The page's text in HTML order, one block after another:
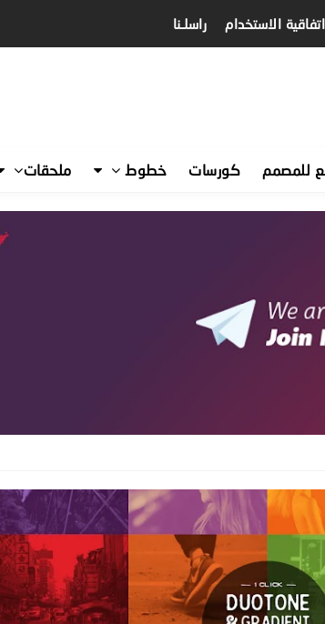
اتفاقية الاستخدام راسلـنا
للمصمم كورسات خطوط ملحقات